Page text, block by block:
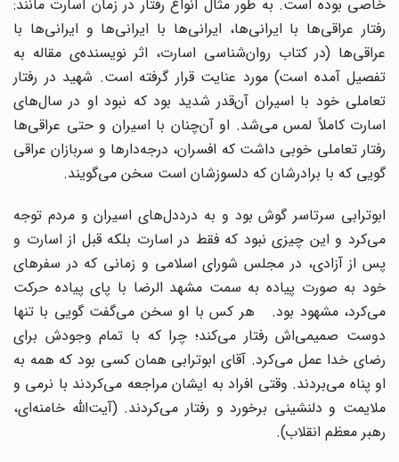
خاصی بوده است. به طور مثال انواع رفتار در زمان اسارت مانند:
رفتار عراقی‌ها با ایرانی‌ها، ایرانی‌ها با ایرانی‌ها و ایرانی‌ها با
عراقی‌ها (در کتاب روان‌شناسی اسارت، اثر نویسنده‌ی مقاله به
تفصیل آمده است) مورد عنایت قرار گرفته است. شهید در رفتار
تعاملی خود با اسیران آن‌قدر شدید بود که نبود او در سال‌های
اسارت کاملاً لمس می‌شد. او آن‌چنان با اسیران و حتی عراقی‌ها
رفتار تعاملی خوبی داشت که افسران، درجه‌دارها و سربازان عراقی
گویی که با برادرشان که دلسوزشان است سخن می‌گویند.
ابوترابی سرتاسر گوش بود و به درددل‌های اسیران و مردم توجه
می‌کرد و این چیزی نبود که فقط در اسارت بلکه قبل از اسارت و
پس از آزادی، در مجلس شورای اسلامی و زمانی که در سفرهای
خود به صورت پیاده به سمت مشهد الرضا با پای پیاده حرکت
می‌کرد، مشهود بود. هر کس با او سخن می‌گفت گویی با تنها
دوست صمیمی‌اش رفتار می‌کند؛ چرا که با تمام وجودش برای
رضای خدا عمل می‌کرد. آقای ابوترابی همان کسی بود که همه به
او پناه می‌بردند. وقتی افراد به ایشان مراجعه می‌کردند با نرمی و
ملایمت و دلنشینی برخورد و رفتار می‌کردند. (آیت‌الله خامنه‌ای،
رهبر معظم انقلاب).